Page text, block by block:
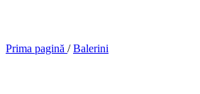
Prima pagină / Balerini